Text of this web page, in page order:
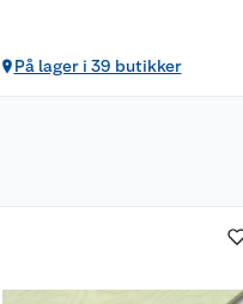
På lager i 39 butikker